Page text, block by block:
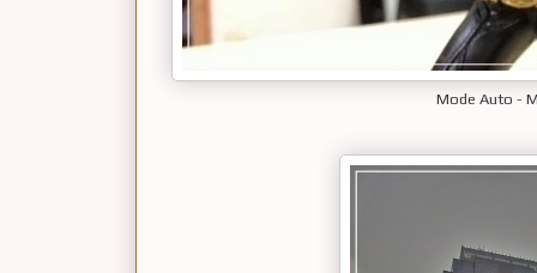
Mode Auto -